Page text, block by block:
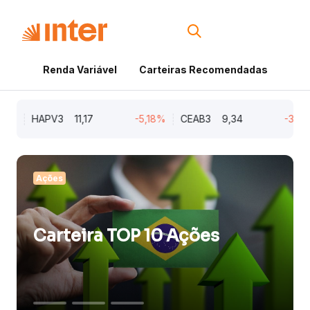
Renda Variável Carteiras Recomendadas
HAPV3 11,17 -5,18% CEAB3 9,34 -3,91%
Ações
Compra de Suzano (SUZB3)